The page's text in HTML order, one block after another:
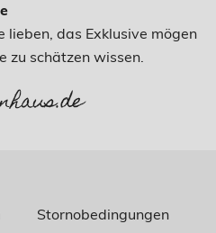
lieben, das Exklusive mögen
zu schätzen wissen.
Stornobedingungen